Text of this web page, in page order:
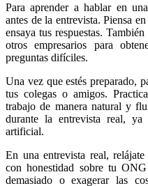
Para aprender a hablar en
antes de la entrevista. Piensa
ensaya tus respuestas.
otros empresarios para
preguntas difíciles.
Una vez que estés preparado,
tus colegas o amigos.
trabajo de manera natural y
durante la entrevista real,
artificial.
En una entrevista real,
con honestidad sobre tu
demasiado o exagerar las